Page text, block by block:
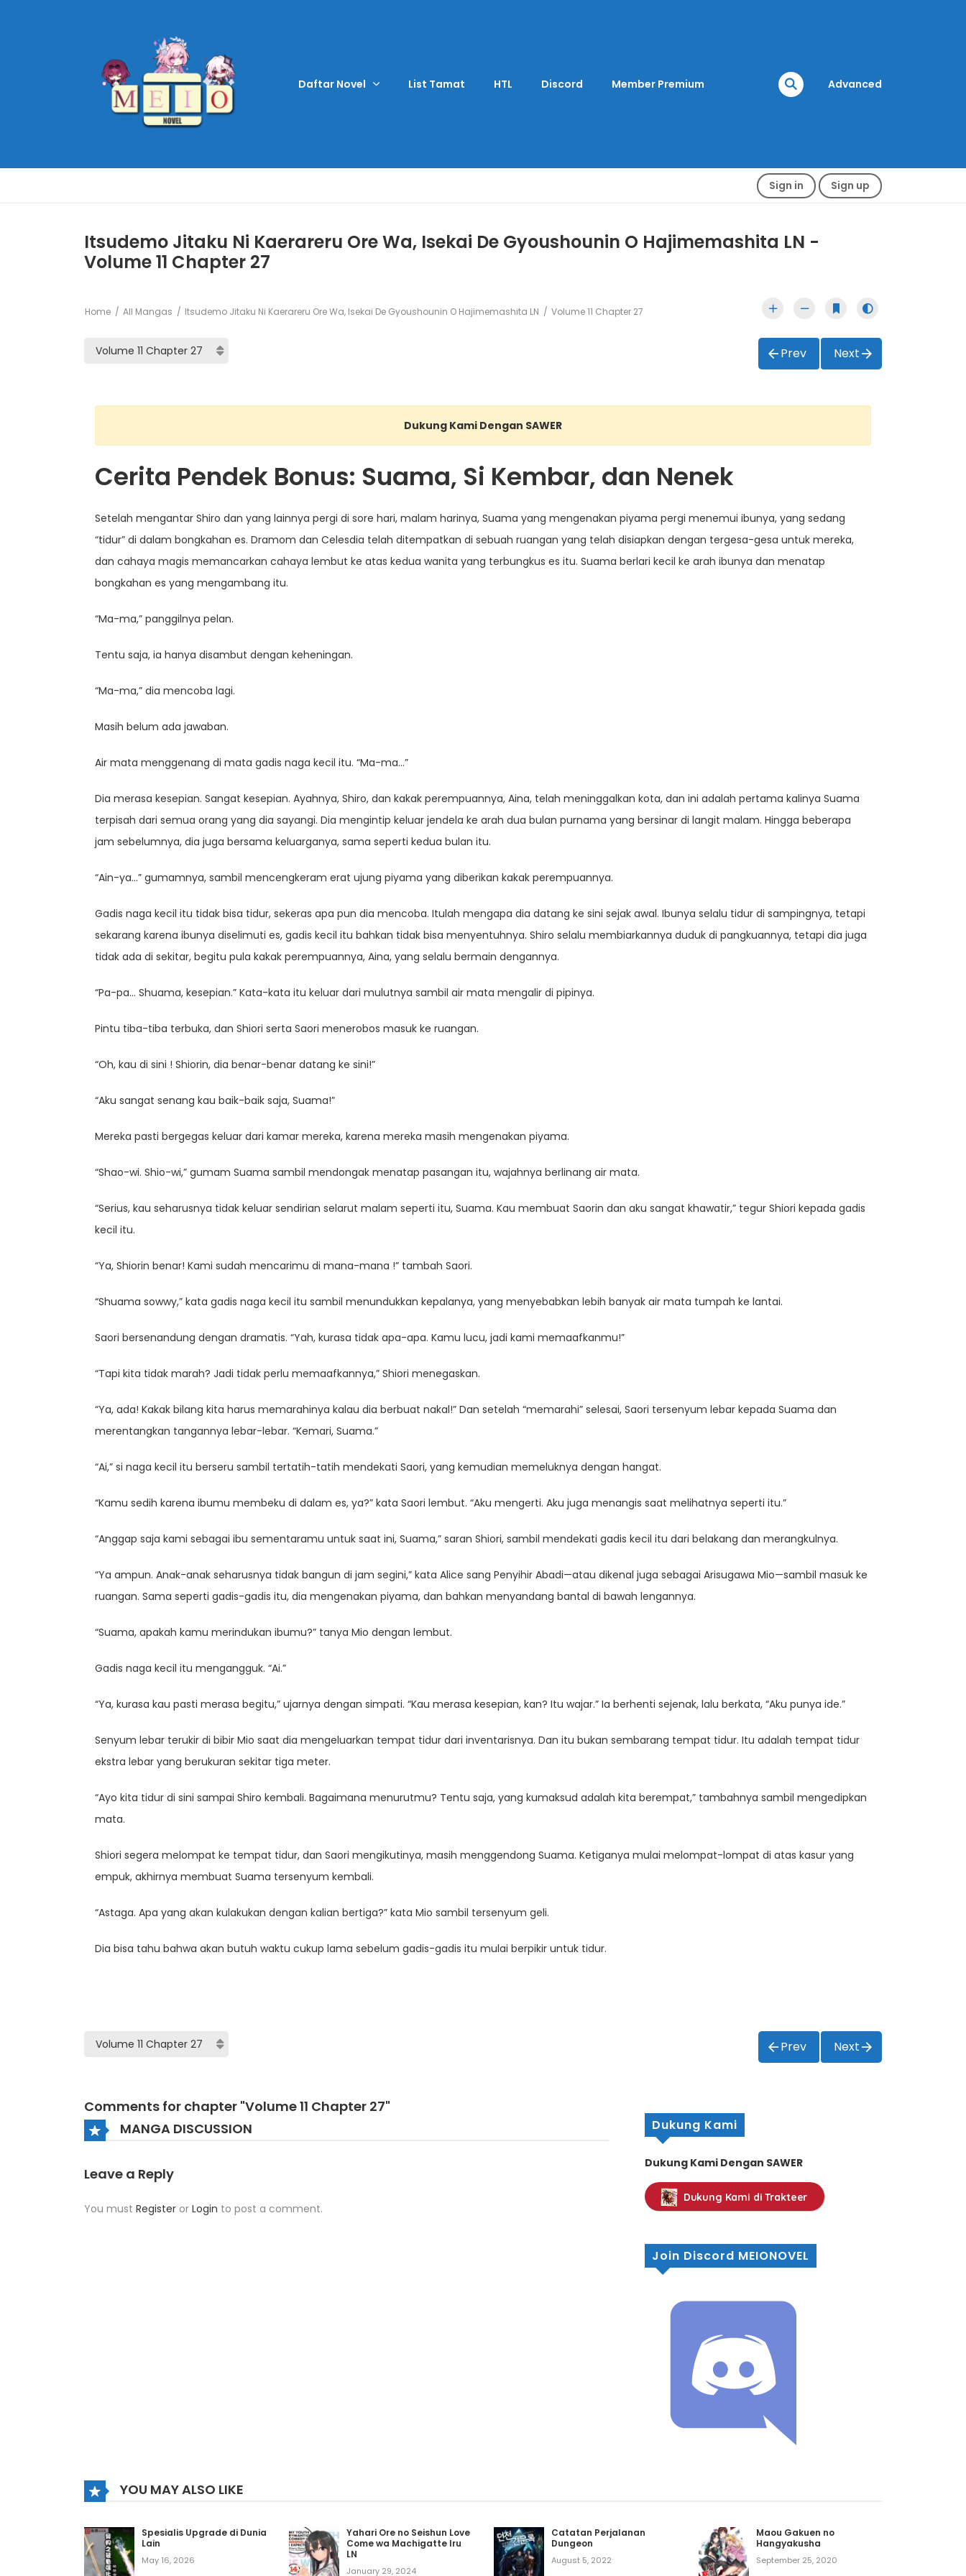
Daftar Novel List Tamat HTL Discord Member Premium Advanced
Sign in Sign up
Itsudemo Jitaku Ni Kaerareru Ore Wa, Isekai De Gyoushounin O Hajimemashita LN -
Volume 11 Chapter 27
Home All Mangas Itsudemo Jitaku Ni Kaerareru Ore Wa, Isekai De Gyoushounin O Hajimemashita LN Volume 11 Chapter 27
Prev Next
Dukung Kami Dengan SAWER
Cerita Pendek Bonus: Suama, Si Kembar, dan Nenek
Setelah mengantar Shiro dan yang lainnya pergi di sore hari, malam harinya, Suama yang mengenakan piyama pergi menemui ibunya, yang sedang
“tidur” di dalam bongkahan es. Dramom dan Celesdia telah ditempatkan di sebuah ruangan yang telah disiapkan dengan tergesa-gesa untuk mereka,
dan cahaya magis memancarkan cahaya lembut ke atas kedua wanita yang terbungkus es itu. Suama berlari kecil ke arah ibunya dan menatap
bongkahan es yang mengambang itu.
“Ma-ma,” panggilnya pelan.
Tentu saja, ia hanya disambut dengan keheningan.
“Ma-ma,” dia mencoba lagi.
Masih belum ada jawaban.
Air mata menggenang di mata gadis naga kecil itu. “Ma-ma…”
Dia merasa kesepian. Sangat kesepian. Ayahnya, Shiro, dan kakak perempuannya, Aina, telah meninggalkan kota, dan ini adalah pertama kalinya Suama
terpisah dari semua orang yang dia sayangi. Dia mengintip keluar jendela ke arah dua bulan purnama yang bersinar di langit malam. Hingga beberapa
jam sebelumnya, dia juga bersama keluarganya, sama seperti kedua bulan itu.
“Ain-ya…” gumamnya, sambil mencengkeram erat ujung piyama yang diberikan kakak perempuannya.
Gadis naga kecil itu tidak bisa tidur, sekeras apa pun dia mencoba. Itulah mengapa dia datang ke sini sejak awal. Ibunya selalu tidur di sampingnya, tetapi
sekarang karena ibunya diselimuti es, gadis kecil itu bahkan tidak bisa menyentuhnya. Shiro selalu membiarkannya duduk di pangkuannya, tetapi dia juga
tidak ada di sekitar, begitu pula kakak perempuannya, Aina, yang selalu bermain dengannya.
“Pa-pa… Shuama, kesepian.” Kata-kata itu keluar dari mulutnya sambil air mata mengalir di pipinya.
Pintu tiba-tiba terbuka, dan Shiori serta Saori menerobos masuk ke ruangan.
“Oh, kau di sini ! Shiorin, dia benar-benar datang ke sini!”
“Aku sangat senang kau baik-baik saja, Suama!”
Mereka pasti bergegas keluar dari kamar mereka, karena mereka masih mengenakan piyama.
“Shao-wi. Shio-wi,” gumam Suama sambil mendongak menatap pasangan itu, wajahnya berlinang air mata.
“Serius, kau seharusnya tidak keluar sendirian selarut malam seperti itu, Suama. Kau membuat Saorin dan aku sangat khawatir,” tegur Shiori kepada gadis
kecil itu.
“Ya, Shiorin benar! Kami sudah mencarimu di mana-mana !” tambah Saori.
“Shuama sowwy,” kata gadis naga kecil itu sambil menundukkan kepalanya, yang menyebabkan lebih banyak air mata tumpah ke lantai.
Saori bersenandung dengan dramatis. “Yah, kurasa tidak apa-apa. Kamu lucu, jadi kami memaafkanmu!”
“Tapi kita tidak marah? Jadi tidak perlu memaafkannya,” Shiori menegaskan.
“Ya, ada! Kakak bilang kita harus memarahinya kalau dia berbuat nakal!” Dan setelah “memarahi” selesai, Saori tersenyum lebar kepada Suama dan
merentangkan tangannya lebar-lebar. “Kemari, Suama.”
“Ai,” si naga kecil itu berseru sambil tertatih-tatih mendekati Saori, yang kemudian memeluknya dengan hangat.
“Kamu sedih karena ibumu membeku di dalam es, ya?” kata Saori lembut. “Aku mengerti. Aku juga menangis saat melihatnya seperti itu.”
“Anggap saja kami sebagai ibu sementaramu untuk saat ini, Suama,” saran Shiori, sambil mendekati gadis kecil itu dari belakang dan merangkulnya.
“Ya ampun. Anak-anak seharusnya tidak bangun di jam segini,” kata Alice sang Penyihir Abadi—atau dikenal juga sebagai Arisugawa Mio—sambil masuk ke
ruangan. Sama seperti gadis-gadis itu, dia mengenakan piyama, dan bahkan menyandang bantal di bawah lengannya.
“Suama, apakah kamu merindukan ibumu?” tanya Mio dengan lembut.
Gadis naga kecil itu mengangguk. “Ai.”
“Ya, kurasa kau pasti merasa begitu,” ujarnya dengan simpati. “Kau merasa kesepian, kan? Itu wajar.” Ia berhenti sejenak, lalu berkata, “Aku punya ide.”
Senyum lebar terukir di bibir Mio saat dia mengeluarkan tempat tidur dari inventarisnya. Dan itu bukan sembarang tempat tidur. Itu adalah tempat tidur
ekstra lebar yang berukuran sekitar tiga meter.
“Ayo kita tidur di sini sampai Shiro kembali. Bagaimana menurutmu? Tentu saja, yang kumaksud adalah kita berempat,” tambahnya sambil mengedipkan
mata.
Shiori segera melompat ke tempat tidur, dan Saori mengikutinya, masih menggendong Suama. Ketiganya mulai melompat-lompat di atas kasur yang
empuk, akhirnya membuat Suama tersenyum kembali.
“Astaga. Apa yang akan kulakukan dengan kalian bertiga?” kata Mio sambil tersenyum geli.
Dia bisa tahu bahwa akan butuh waktu cukup lama sebelum gadis-gadis itu mulai berpikir untuk tidur.
Prev Next
Comments for chapter "Volume 11 Chapter 27"
MANGA DISCUSSION
Leave a Reply
You must Register or Login to post a comment.
Dukung Kami
Dukung Kami Dengan SAWER
Dukung Kami di Trakteer
Join Discord MEIONOVEL
YOU MAY ALSO LIKE
Spesialis Upgrade di Dunia
Lain
May 16, 2026
Yahari Ore no Seishun Love
Come wa Machigatte Iru
LN
January 29, 2024
Catatan Perjalanan
Dungeon
August 5, 2022
Maou Gakuen no
Hangyakusha
September 25, 2020